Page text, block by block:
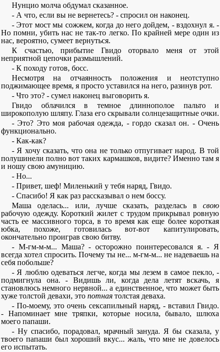
Нунцио молча обдумал сказанное.
- А что, если вы не вернетесь? - спросил он наконец.
- Этот мост мы сожжем, когда до него дойдем, - вздохнул я. -
Но помни, убить нас не так-то легко. По крайней мере один из
нас, вероятно, сумеет вернуться.
К счастью, прибытие Гвидо оторвало меня от этой
неприятной цепочки размышлений.
- К походу готов, босс.
Несмотря на отчаянность положения и неотступно
поджимающее время, я просто уставился на него, разинув рот.
- Что это? - сумел наконец выговорить я.
Гвидо облачился в темное длиннополое пальто и
широкополую шляпу. Глаза его скрывали солнцезащитные очки.
- Это? Это моя рабочая одежда, - гордо сказал он. - Очень
функционально.
- Как-как?
- Я хочу сказать, что она не только отпугивает народ. В той
полушинели полно вот таких кармашков, видите? Именно там я
и ношу свою амуницию.
- Но...
- Привет, шеф! Миленький у тебя наряд, Гвидо.
- Спасибо! Я как раз рассказывал о нем боссу.
Маша оделась... или, лучше сказать, разделась в свою
рабочую одежду. Короткий жилет с трудом прикрывал ровную
часть ее массивного торса, в то время как еще более короткая
юбка, похоже, готовилась вот-вот капитулировать,
окончательно проиграв свою битву.
- М-гм-м-м... Маша? - осторожно поинтересовался я. - Я
всегда хотел спросить. Почему ты не... м-гм-м... не надеваешь на
себя побольше?
- Я люблю одеваться легче, когда мы лезем в самое пекло, -
подмигнула она. - Видишь ли, когда дела летят вскачь, я
становлюсь немного нервной... а единственное, что может быть
хуже толстой девахи, это потная толстая деваха.
- По-моему, это очень сексапильный наряд, - вставил Гвидо.
- Напоминает мне тряпки, которые носила, бывало, шлюха
моего папаши.
- Ну спасибо, порадовал, мрачный зануда. Я бы сказала, у
твоего папаши был хороший вкус... жаль, что мне не довелось
его испытать.